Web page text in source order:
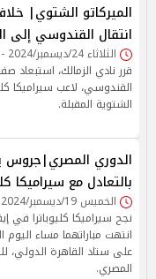
الميركاتو الشتوي|
انتقال القندوسي إلى
الثلاثاء 24/ديسمبر/2024 - 05:03 م
قرر نادي الزمالك، استبعاد
القندوسي، لاعب سيراميكا
الشتوية المقبلة.
الدوري المصري|جروس
بالتعادل مع سيراميكا
الخميس 19/ديسمبر/2024 - 10:35 م
نجح سيراميكا كليوباترا في
انتهت مباراتهما مساء اليوم
على ستاد القاهرة الدولي،
المصري.